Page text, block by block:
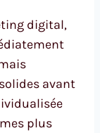
digital,
avant
plus